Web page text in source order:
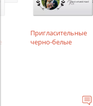
Пригласительные
черно-белые